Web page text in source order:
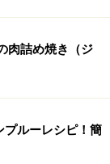
肉詰め焼き（ジ
プルーレシピ！簡